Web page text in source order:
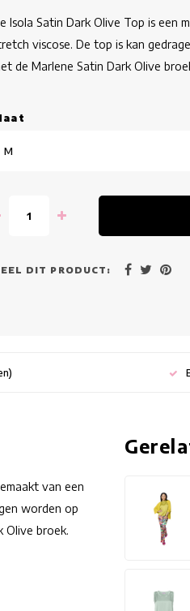
Isola Satin Dark Olive Top is een
viscose. De top is kan
de Marlene Satin Dark Olive
M
DIT PRODUCT:
van een
worden op
Olive broek.